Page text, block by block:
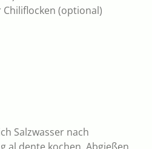
(optional)
Salzwasser nach
al dente kochen. Abgießen